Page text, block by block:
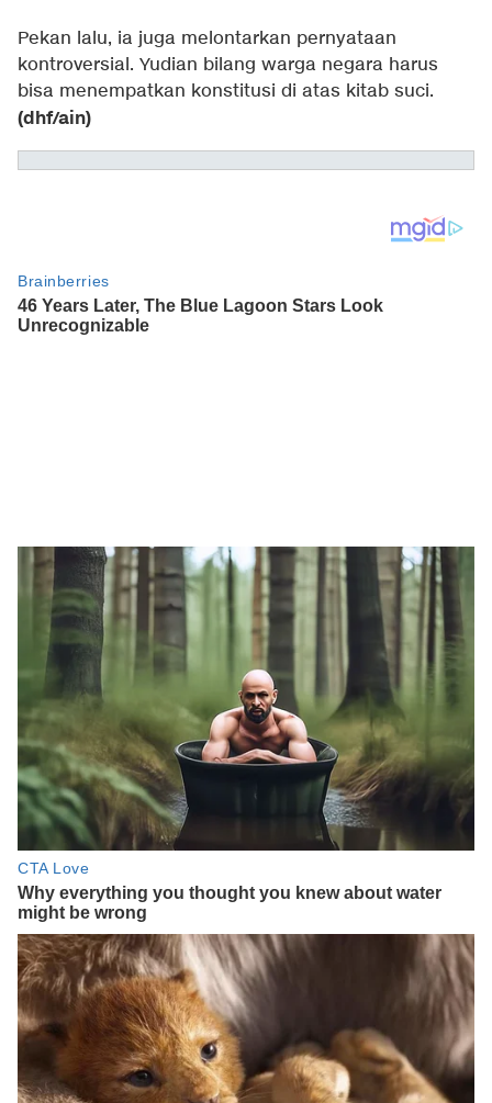
Pekan lalu, ia juga melontarkan pernyataan
kontroversial. Yudian bilang warga negara harus
bisa menempatkan konstitusi di atas kitab suci.
(dhf/ain)